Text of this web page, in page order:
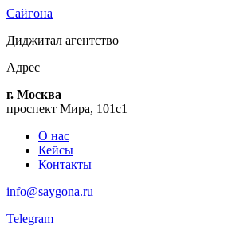
Сайгона
Диджитал агентство
Адрес
г. Москва
проспект Мира, 101с1
О нас
Кейсы
Контакты
info@saygona.ru
Telegram